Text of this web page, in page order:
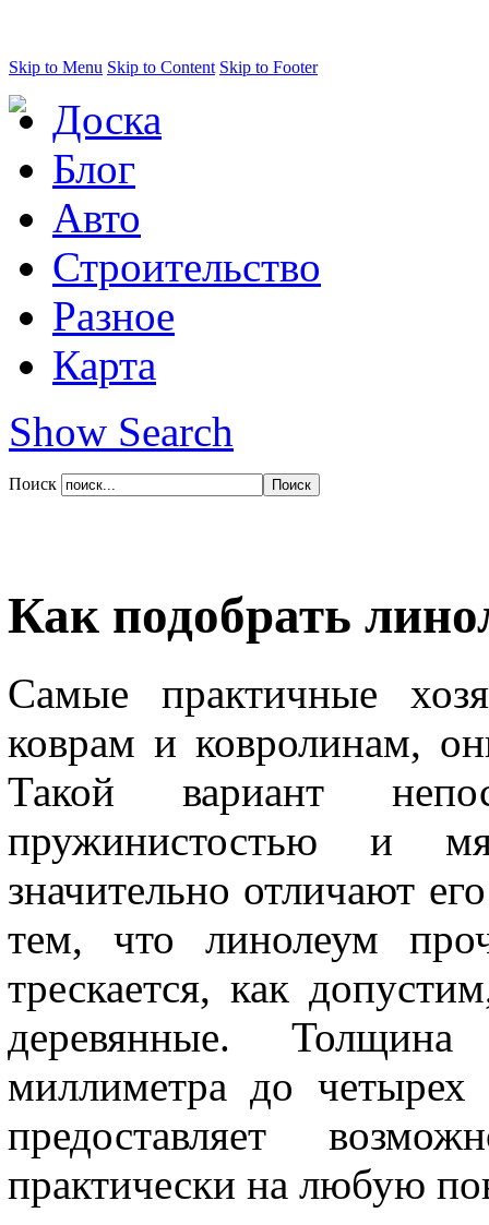
Skip to Menu Skip to Content Skip to Footer
Доска
Блог
Авто
Строительство
Разное
Карта
Show Search
Поиск
Как подобрать
Самые практичные
коврам и ковролинам,
Такой вариант
пружинистостью и
значительно отличают
тем, что линолеум
трескается, как
деревянные.
миллиметра до
предоставляет
практически на любую